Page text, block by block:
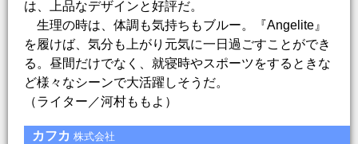
は、上品なデザインと好評だ。
生理の時は、体調も気持ちもブルー。『Angelite』
を履けば、気分も上がり元気に一日過ごすことができ
る。昼間だけでなく、就寝時やスポーツをするときな
ど様々なシーンで大活躍しそうだ。
（ライター／河村ももよ）
カフカ 株式会社